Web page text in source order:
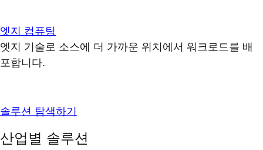
엣지 컴퓨팅
엣지 기술로 소스에 더 가까운 위치에서 워크로드를 배
포합니다.
솔루션 탐색하기
산업별 솔루션